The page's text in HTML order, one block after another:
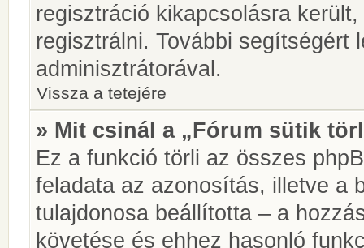
regisztráció kikapcsolásra
regisztrálni. További segítségért
adminisztrátorával.
Vissza a tetejére
» Mit csinál a „Fórum sütik
Ez a funkció törli az összes
feladata az azonosítás, illetve a
tulajdonosa beállította – a
követése és ehhez hasonló